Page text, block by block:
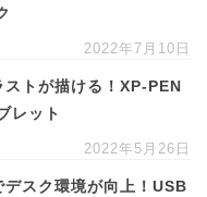
2022年7月10日
トが描ける！XP-PEN
レット
2022年5月26日
スク環境が向上！USB